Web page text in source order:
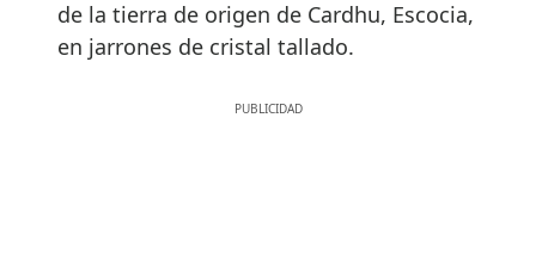
de la tierra de origen de Cardhu, Escocia,
en jarrones de cristal tallado.